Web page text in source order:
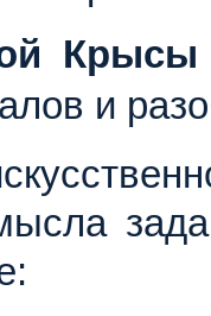
Крысы
и